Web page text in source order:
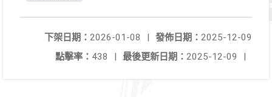
發佈日期： 2025-12-09
下架日期： 2026-01-08
|
最後更新日期： 2025-12-09 |
點擊率： 438 |